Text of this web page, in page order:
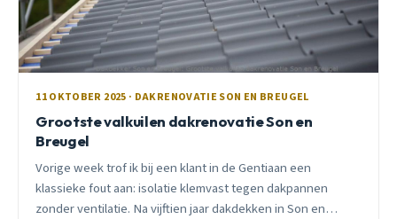
11 OKTOBER 2025 · DAKRENOVATIE SON EN BREUGEL
Grootste valkuilen dakrenovatie Son en
Breugel
Vorige week trof ik bij een klant in de Gentiaan een
klassieke fout aan: isolatie klemvast tegen dakpannen
zonder ventilatie. Na vijftien jaar dakdekken in Son en